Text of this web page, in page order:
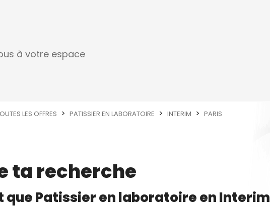
à votre espace
LES OFFRES PATISSIER EN LABORATOIRE INTERIM PARIS
ta recherche
quePatissier en laboratoireenInterim